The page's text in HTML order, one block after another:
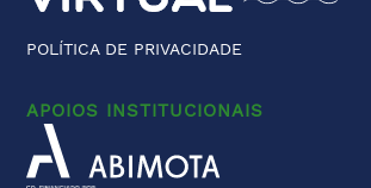
POLÍTICA DE PRIVACIDADE
APOIOS INSTITUCIONAIS